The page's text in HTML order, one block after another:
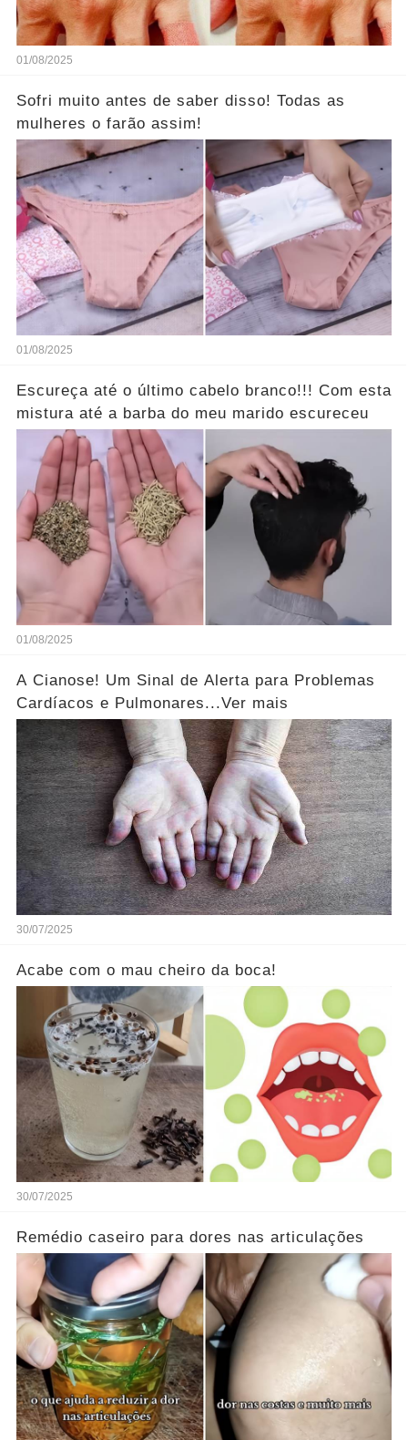
01/08/2025
Sofri muito antes de saber disso! Todas as
mulheres o farão assim!
01/08/2025
Escureça até o último cabelo branco!!! Com esta
mistura até a barba do meu marido escureceu
01/08/2025
A Cianose! Um Sinal de Alerta para Problemas
Cardíacos e Pulmonares...Ver mais
30/07/2025
Acabe com o mau cheiro da boca!
30/07/2025
Remédio caseiro para dores nas articulações